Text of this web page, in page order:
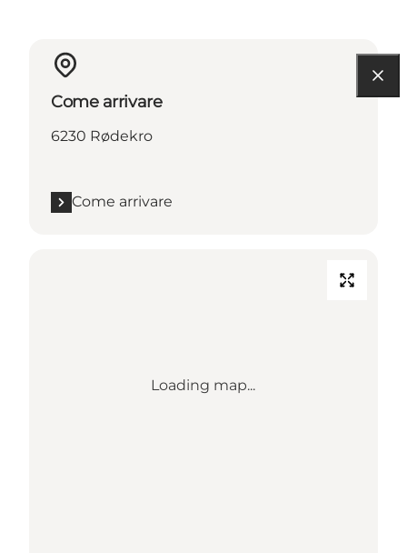
Come arrivare
6230 Rødekro
Come arrivare
Loading map...